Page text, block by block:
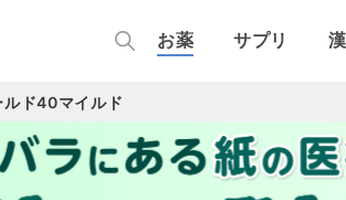
お薬 サプリ
ド40マイルド